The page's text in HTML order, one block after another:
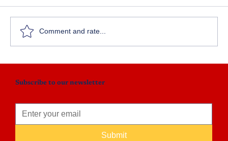
ముందడుగు
Comment and rate...
Subscribe to our newsletter
Submit